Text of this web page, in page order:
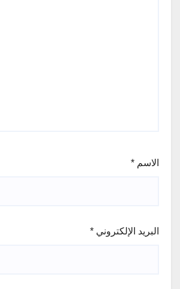
الاسم *
البريد الإلكتروني *